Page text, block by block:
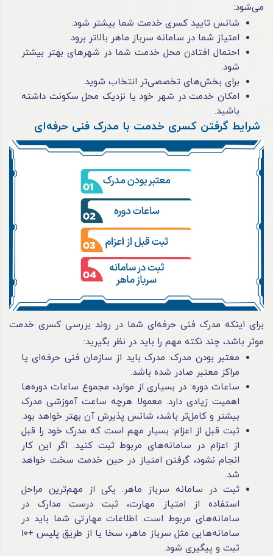
می‌شود:
شانس تایید کسری خدمت شما بیشتر شود.
امتیاز شما در سامانه سرباز ماهر بالاتر برود.
احتمال افتادن محل خدمت شما در شهرهای بهتر بیشتر
شود.
برای بخش‌های تخصصی‌تر انتخاب شوید.
امکان خدمت در شهر خود یا نزدیک محل سکونت داشته
باشید.
شرایط گرفتن کسری خدمت با مدرک فنی حرفه‌ای
برای اینکه مدرک فنی حرفه‌ای شما در روند بررسی کسری خدمت
موثر باشد، چند نکته مهم را باید در نظر بگیرید:
معتبر بودن مدرک: مدرک باید از سازمان فنی حرفه‌ای یا
مراکز معتبر صادر شده باشد.
ساعات دوره: در بسیاری از موارد، مجموع ساعات دوره‌ها
اهمیت زیادی دارد. معمولا هرچه ساعت آموزشی مدرک
بیشتر و کامل‌تر باشد، شانس پذیرش آن بهتر خواهد بود.
ثبت قبل از اعزام: بسیار مهم است که مدرک خود را قبل
از اعزام در سامانه‌های مربوط ثبت کنید. اگر این کار
انجام نشود، گرفتن امتیاز در حین خدمت سخت خواهد
شد.
ثبت در سامانه سرباز ماهر: یکی از مهم‌ترین مراحل
استفاده از امتیاز مهارت، ثبت درست مدارک در
سامانه‌های مربوط است. اطلاعات مهارتی شما باید در
سامانه‌هایی مثل سرباز ماهر، سخا یا از طریق پلیس +10
ثبت و پیگیری شود.